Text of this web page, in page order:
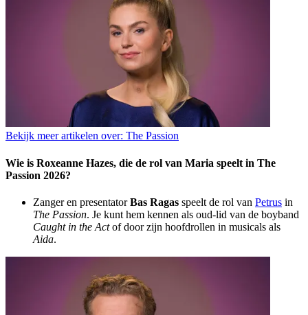
Bekijk meer artikelen over: The Passion
Wie is Roxeanne Hazes, die de rol van Maria speelt in The
Passion 2026?
Zanger en presentatorBas Ragas speelt de rol van Petrus in
The Passion. Je kunt hem kennen als oud-lid van de boyband
Caught in the Actof door zijn hoofdrollen in musicals als
Aida.